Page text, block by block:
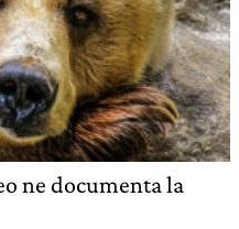
ne documenta la